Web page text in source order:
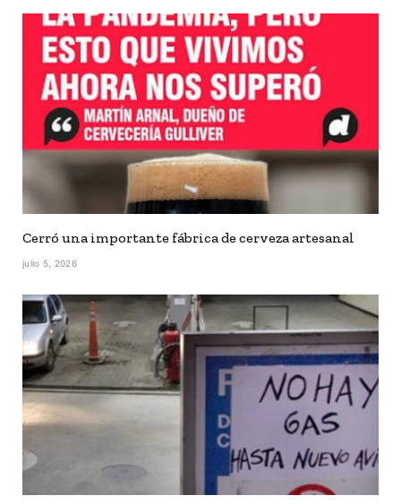
Cerró una importante fábrica de cerveza artesanal
julio 5, 2026